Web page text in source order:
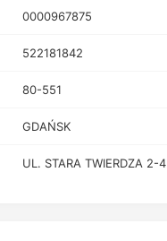
0000967875
522181842
80-551
GDAŃSK
UL. STARA TWIERDZA 2-4